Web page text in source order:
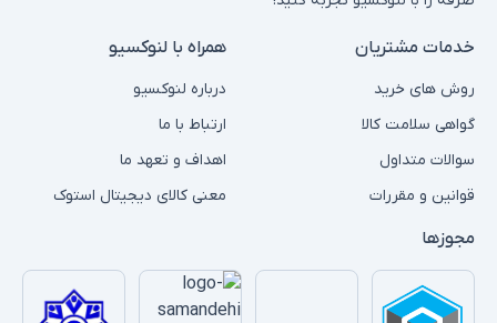
خدمات مشتریان
روش های خرید
گواهی سلامت کالا
سوالات متداول
قوانین و مقررات
همراه با لنوکسیو
درباره لنوکسیو
ارتباط با ما
اهداف و تعهد ما
معنی کالای دیجیتال استوک
مجوزها